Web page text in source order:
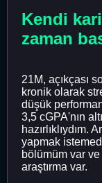
Kendi
zaman
21M, açıkçası
kronik olarak
düşük
3,5 cGPA'nın
hazırlıklıydım.
yapmak
bölümüm var
araştırma var.